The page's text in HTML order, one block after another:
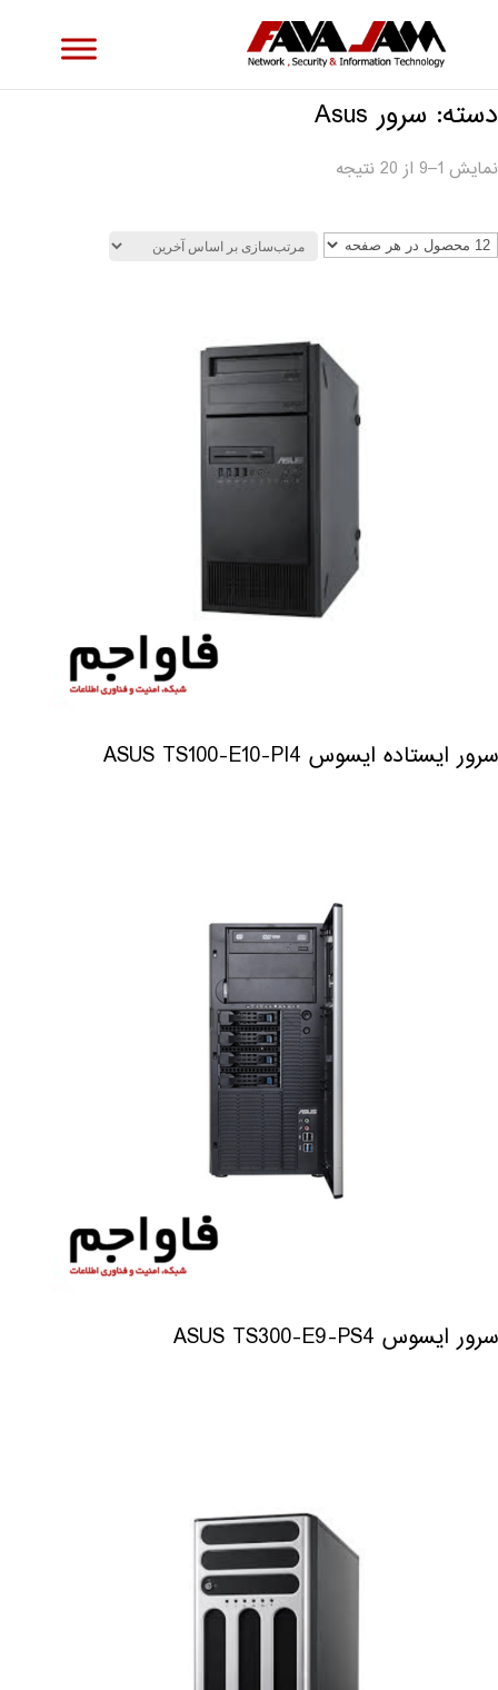
دسته: سرور Asus
نمایش 1–9 از 20 نتیجه
سرور ایستاده ایسوس ASUS TS100-E10-PI4
سرور ایسوس ASUS TS300-E9-PS4